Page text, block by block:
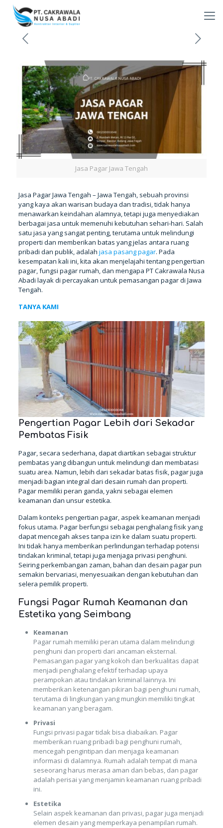
Jasa Pagar Jawa Tengah
Jasa Pagar Jawa Tengah – Jawa Tengah, sebuah provinsi
yang kaya akan warisan budaya dan tradisi, tidak hanya
menawarkan keindahan alamnya, tetapi juga menyediakan
berbagai jasa untuk memenuhi kebutuhan sehari-hari. Salah
satu jasa yang sangat penting, terutama untuk melindungi
properti dan memberikan batas yang jelas antara ruang
pribadi dan publik, adalah jasa pasang pagar. Pada
kesempatan kali ini, kita akan menjelajahi tentang pengertian
pagar, fungsi pagar rumah, dan mengapa PT Cakrawala Nusa
Abadi layak di percayakan untuk pemasangan pagar di Jawa
Tengah.
TANYA KAMI
Pengertian Pagar Lebih dari Sekadar
Pembatas Fisik
Pagar, secara sederhana, dapat diartikan sebagai struktur
pembatas yang dibangun untuk melindungi dan membatasi
suatu area. Namun, lebih dari sekadar batas fisik, pagar juga
menjadi bagian integral dari desain rumah dan properti.
Pagar memiliki peran ganda, yakni sebagai elemen
keamanan dan unsur estetika.
Dalam konteks pengertian pagar, aspek keamanan menjadi
fokus utama. Pagar berfungsi sebagai penghalang fisik yang
dapat mencegah akses tanpa izin ke dalam suatu properti.
Ini tidak hanya memberikan perlindungan terhadap potensi
tindakan kriminal, tetapi juga menjaga privasi penghuni.
Seiring perkembangan zaman, bahan dan desain pagar pun
semakin bervariasi, menyesuaikan dengan kebutuhan dan
selera pemilik properti.
Fungsi Pagar Rumah Keamanan dan
Estetika yang Seimbang
Keamanan
Pagar rumah memiliki peran utama dalam melindungi
penghuni dan properti dari ancaman eksternal.
Pemasangan pagar yang kokoh dan berkualitas dapat
menjadi penghalang efektif terhadap upaya
perampokan atau tindakan kriminal lainnya. Ini
memberikan ketenangan pikiran bagi penghuni rumah,
terutama di lingkungan yang mungkin memiliki tingkat
keamanan yang beragam.
Privasi
Fungsi privasi pagar tidak bisa diabaikan. Pagar
memberikan ruang pribadi bagi penghuni rumah,
mencegah pengintipan dan menjaga keamanan
informasi di dalamnya. Rumah adalah tempat di mana
seseorang harus merasa aman dan bebas, dan pagar
adalah perisai yang menjamin keamanan ruang pribadi
ini.
Estetika
Selain aspek keamanan dan privasi, pagar juga menjadi
elemen desain yang memperkaya penampilan rumah.